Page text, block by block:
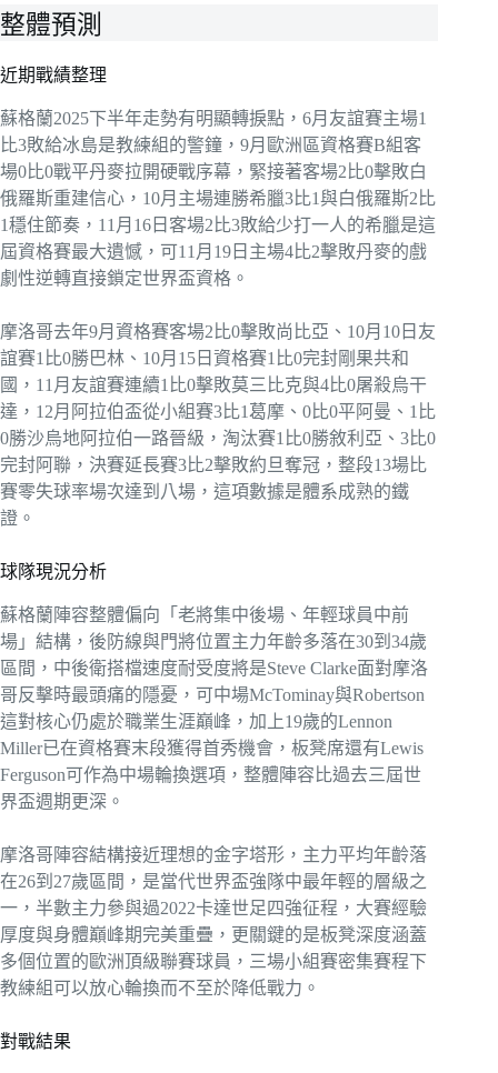
整體預測
近期戰績整理
蘇格蘭2025下半年走勢有明顯轉捩點，6月友誼賽主場1
比3敗給冰島是教練組的警鐘，9月歐洲區資格賽B組客
場0比0戰平丹麥拉開硬戰序幕，緊接著客場2比0擊敗白
俄羅斯重建信心，10月主場連勝希臘3比1與白俄羅斯2比
1穩住節奏，11月16日客場2比3敗給少打一人的希臘是這
屆資格賽最大遺憾，可11月19日主場4比2擊敗丹麥的戲
劇性逆轉直接鎖定世界盃資格。
摩洛哥去年9月資格賽客場2比0擊敗尚比亞、10月10日友
誼賽1比0勝巴林、10月15日資格賽1比0完封剛果共和
國，11月友誼賽連續1比0擊敗莫三比克與4比0屠殺烏干
達，12月阿拉伯盃從小組賽3比1葛摩、0比0平阿曼、1比
0勝沙烏地阿拉伯一路晉級，淘汰賽1比0勝敘利亞、3比0
完封阿聯，決賽延長賽3比2擊敗約旦奪冠，整段13場比
賽零失球率場次達到八場，這項數據是體系成熟的鐵
證。
球隊現況分析
蘇格蘭陣容整體偏向「老將集中後場、年輕球員中前
場」結構，後防線與門將位置主力年齡多落在30到34歲
區間，中後衛搭檔速度耐受度將是Steve Clarke面對摩洛
哥反擊時最頭痛的隱憂，可中場McTominay與Robertson
這對核心仍處於職業生涯巔峰，加上19歲的Lennon
Miller已在資格賽末段獲得首秀機會，板凳席還有Lewis
Ferguson可作為中場輪換選項，整體陣容比過去三屆世
界盃週期更深。
摩洛哥陣容結構接近理想的金字塔形，主力平均年齡落
在26到27歲區間，是當代世界盃強隊中最年輕的層級之
一，半數主力參與過2022卡達世足四強征程，大賽經驗
厚度與身體巔峰期完美重疊，更關鍵的是板凳深度涵蓋
多個位置的歐洲頂級聯賽球員，三場小組賽密集賽程下
教練組可以放心輪換而不至於降低戰力。
對戰結果